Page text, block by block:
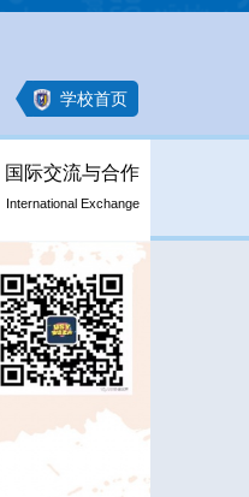
学校首页
国际交流与合作
International Exchange